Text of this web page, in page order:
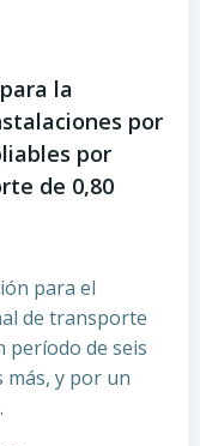
la
por
por
de 0,80
para el
de transporte
período de seis
y por un